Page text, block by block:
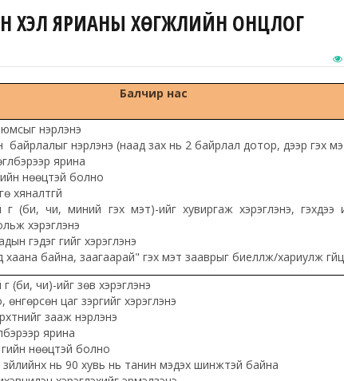
ХЭЛ ЯРИАНЫ ХӨГЖЛИЙН ОНЦЛОГ
Балчир нас
нэрлэнэ
нэрлэнэ (наад зах нь 2 байрлал дотор, дээр гэх
ярина
нөөцтэй болно
хяналтгүй
үг (би, чи, миний гэх мэт)-ийг хувиргаж хэрэглэнэ, гэхдээ
хэрэглэнэ
гэдэг үгийг хэрэглэнэ
хаана байна, заагаарай" гэх мэт зааврыг биелүүлж/хариулж
(би, чи)-ийг зөв хэрэглэнэ
цаг зэргийг хэрэглэнэ
зааж нэрлэнэ
ярина
нөөцтэй болно
нь 90 хувь нь танин мэдэх шинжтэй байна